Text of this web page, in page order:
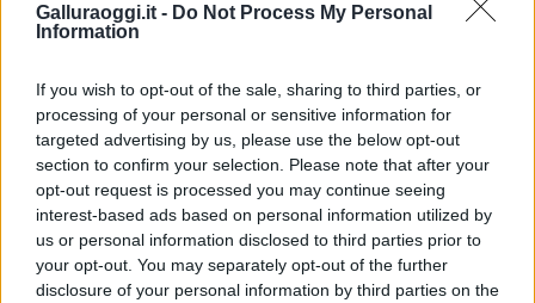
Galluraoggi.it - Do Not Process My Personal
Information
If you wish to opt-out of the sale, sharing to third parties, or
processing of your personal or sensitive information for
targeted advertising by us, please use the below opt-out
section to confirm your selection. Please note that after your
opt-out request is processed you may continue seeing
interest-based ads based on personal information utilized by
us or personal information disclosed to third parties prior to
your opt-out. You may separately opt-out of the further
disclosure of your personal information by third parties on the
Sei già abbonato?
Puoi effettuare l'accesso andando nella
sezione Logindal menù del sito o
cliccandoqui
TEMI: Costa Smeralda
Nikki Beach
Rafael Rodriguez